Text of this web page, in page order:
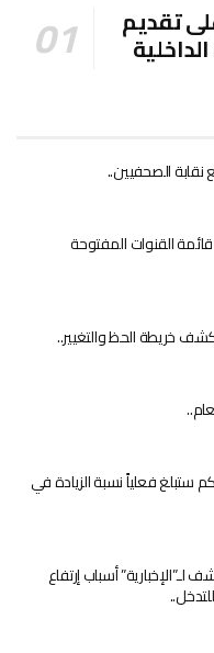
تقديم
الصحفيين..
القنوات المفتوحة
ستبلغ فعلياً نسبة الزيادة في
أسباب إرتفاع